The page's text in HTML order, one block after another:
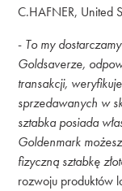
C.HAFNER, United
- To my
Goldsaverze,
transakcji,
sprzedawanych w
sztabka posiada
Goldenmark
fizyczną sztabkę
rozwoju produktów